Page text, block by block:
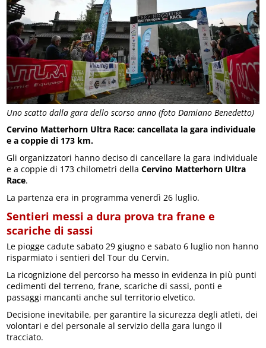
Uno scatto dalla gara dello scorso anno (foto Damiano Benedetto)
Cervino Matterhorn Ultra Race: cancellata la gara individuale
e a coppie di 173 km.
Gli organizzatori hanno deciso di cancellare la gara individuale
e a coppie di 173 chilometri dellaCervino Matterhorn Ultra
Race.
La partenza era in programma venerdì 26 luglio.
Sentieri messi a dura prova tra frane e
scariche di sassi
Le piogge cadute sabato 29 giugno e sabato 6 luglio non hanno
risparmiato i sentieri del Tour du Cervin.
La ricognizione del percorso ha messo in evidenza in più punti
cedimenti del terreno, frane, scariche di sassi, ponti e
passaggi mancanti anche sul territorio elvetico.
Decisione inevitabile, per garantire la sicurezza degli atleti, dei
volontari e del personale al servizio della gara lungo il
tracciato.